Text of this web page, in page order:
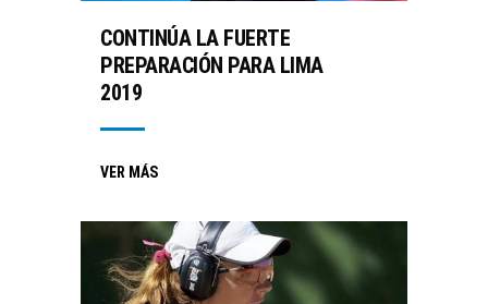
CONTINÚA LA FUERTE
PREPARACIÓN PARA LIMA
2019
VER MÁS